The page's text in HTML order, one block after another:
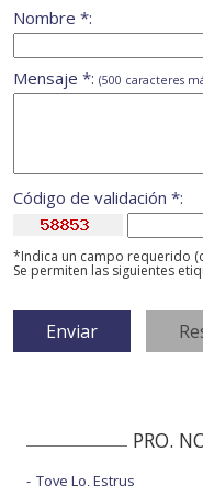
Nombre *:
Mensaje *: (500 caracteres
Código de validación *:
*Indica un campo requerido
Se permiten las siguientes
PRO.
Tove Lo, Estrus